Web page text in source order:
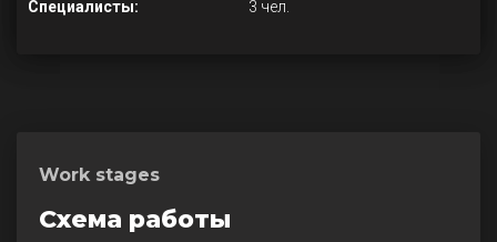
Специалисты: 3 чел.
Work stages
Схема работы